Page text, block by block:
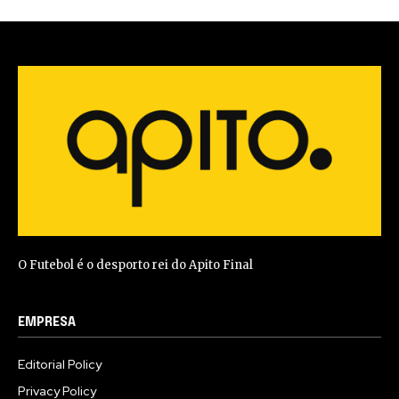
O Futebol é o desporto rei do Apito Final
EMPRESA
Editorial Policy
Privacy Policy